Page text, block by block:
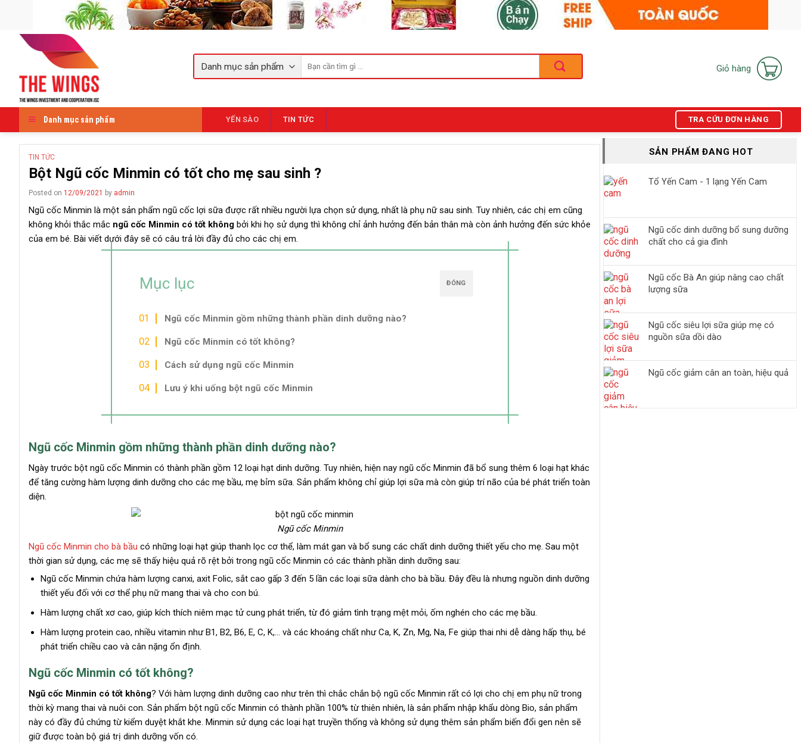
content
Tìm
kiếm:
Giỏ hàng
Danh mục sản phẩm YẾN SÀO TIN TỨC TRA CỨU ĐƠN HÀNG
TIN TỨC
Bột Ngũ cốc Minmin có tốt cho mẹ sau sinh ?
Posted on 12/09/2021 by admin
Ngũ cốc Minmin là một sản phẩm ngũ cốc lợi sữa được rất nhiều người lựa chọn sử dụng, nhất là phụ nữ sau sinh. Tuy nhiên, các chị em cũng
không khỏi thắc mắc ngũ cốc Minmin có tốt không bởi khi họ sử dụng thì không chỉ ảnh hưởng đến bản thân mà còn ảnh hưởng đến sức khỏe
của em bé. Bài viết dưới đây sẽ có câu trả lời đầy đủ cho các chị em.
ĐÓNG
Mục lục
Ngũ cốc Minmin gồm những thành phần dinh dưỡng nào?
Ngũ cốc Minmin có tốt không?
Cách sử dụng ngũ cốc Minmin
Lưu ý khi uống bột ngũ cốc Minmin
Ngũ cốc Minmin gồm những thành phần dinh dưỡng nào?
Ngày trước bột ngũ cốc Minmin có thành phần gồm 12 loại hạt dinh dưỡng. Tuy nhiên, hiện nay ngũ cốc Minmin đã bổ sung thêm 6 loại hạt khác
để tăng cường hàm lượng dinh dưỡng cho các mẹ bầu, mẹ bỉm sữa. Sản phẩm không chỉ giúp lợi sữa mà còn giúp trí não của bé phát triển toàn
diện.
Ngũ cốc Minmin
Ngũ cốc Minmin cho bà bầu có những loại hạt giúp thanh lọc cơ thể, làm mát gan và bổ sung các chất dinh dưỡng thiết yếu cho mẹ. Sau một
thời gian sử dụng, các mẹ sẽ thấy hiệu quả rõ rệt bởi trong ngũ cốc Minmin có các thành phần dinh dưỡng sau:
Ngũ cốc Minmin chứa hàm lượng canxi, axit Folic, sắt cao gấp 3 đến 5 lần các loại sữa dành cho bà bầu. Đây đều là nhưng nguồn dinh dưỡng
thiết yếu đối với cơ thể phụ nữ mang thai và cho con bú.
Hàm lượng chất xơ cao, giúp kích thích niêm mạc tử cung phát triển, từ đó giảm tình trạng mệt mỏi, ốm nghén cho các mẹ bầu.
Hàm lượng protein cao, nhiều vitamin như B1, B2, B6, E, C, K,… và các khoáng chất như Ca, K, Zn, Mg, Na, Fe giúp thai nhi dễ dàng hấp thụ, bé
phát triển chiều cao và cân nặng ổn định.
Ngũ cốc Minmin có tốt không?
Ngũ cốc Minmin có tốt không? Với hàm lượng dinh dưỡng cao như trên thì chắc chắn bộ ngũ cốc Minmin rất có lợi cho chị em phụ nữ trong
thời kỳ mang thai và nuôi con. Sản phẩm bột ngũ cốc Minmin có thành phần 100% từ thiên nhiên, là sản phẩm nhập khẩu dòng Bio, sản phẩm
này có đầy đủ chứng từ kiểm duyệt khắt khe. Minmin sử dụng các loại hạt truyền thống và không sử dụng thêm sản phẩm biến đổi gen nên sẽ
giữ được toàn bộ giá trị dinh dưỡng vốn có.
SẢN PHẨM ĐANG HOT
Tổ Yến Cam - 1 lạng Yến Cam
Ngũ cốc dinh dưỡng bổ sung dưỡng
chất cho cả gia đình
Ngũ cốc Bà An giúp nâng cao chất
lượng sữa
Ngũ cốc siêu lợi sữa giúp mẹ có
nguồn sữa dồi dào
Ngũ cốc giảm cân an toàn, hiệu quả